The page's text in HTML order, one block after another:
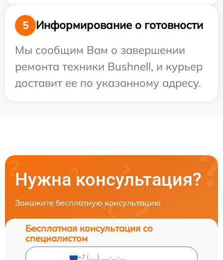
5
Информирование о готовности
Мы сообщим Вам о завершении
ремонта техники Bushnell, и курьер
доставит ее по указанному адресу.
Нужна консультация?
Закажите бесплатную консультацию
Бесплатная консультация со
специалистом